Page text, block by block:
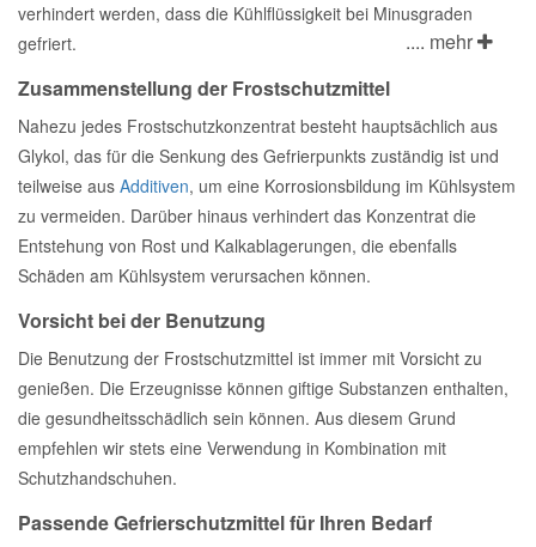
verhindert werden, dass die Kühlflüssigkeit bei Minusgraden
gefriert.
.... mehr
Zusammenstellung der Frostschutzmittel
Nahezu jedes Frostschutzkonzentrat besteht hauptsächlich aus
Glykol, das für die Senkung des Gefrierpunkts zuständig ist und
teilweise aus Additiven, um eine Korrosionsbildung im Kühlsystem
zu vermeiden. Darüber hinaus verhindert das Konzentrat die
Entstehung von Rost und Kalkablagerungen, die ebenfalls
Schäden am Kühlsystem verursachen können.
Vorsicht bei der Benutzung
Die Benutzung der Frostschutzmittel ist immer mit Vorsicht zu
genießen. Die Erzeugnisse können giftige Substanzen enthalten,
die gesundheitsschädlich sein können. Aus diesem Grund
empfehlen wir stets eine Verwendung in Kombination mit
Schutzhandschuhen.
Passende Gefrierschutzmittel für Ihren Bedarf